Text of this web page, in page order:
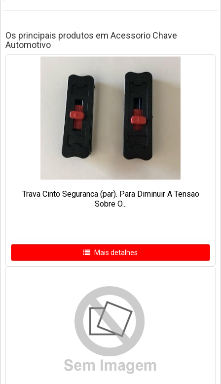
Os principais produtos em Acessorio Chave
Automotivo
Trava Cinto Seguranca (par). Para Diminuir A Tensao
Sobre O...
Mais detalhes